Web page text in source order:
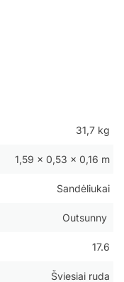
31,7 kg
1,59 × 0,53 × 0,16 m
Sandėliukai
Outsunny
17.6
Šviesiai ruda